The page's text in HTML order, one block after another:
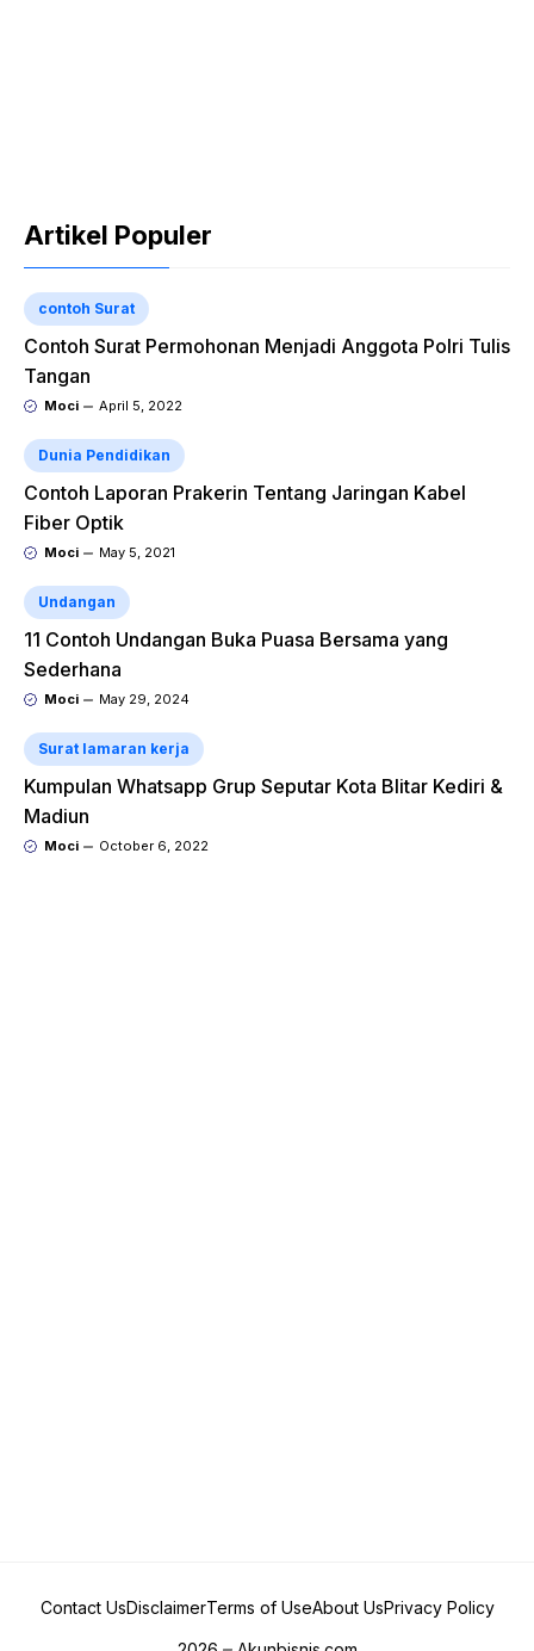
Artikel Populer
contoh Surat
Contoh Surat Permohonan Menjadi Anggota Polri Tulis
Tangan
Moci April 5, 2022
Dunia Pendidikan
Contoh Laporan Prakerin Tentang Jaringan Kabel
Fiber Optik
Moci May 5, 2021
Undangan
11 Contoh Undangan Buka Puasa Bersama yang
Sederhana
Moci May 29, 2024
Surat lamaran kerja
Kumpulan Whatsapp Grup Seputar Kota Blitar Kediri &
Madiun
Moci October 6, 2022
Contact UsDisclaimerTerms of UseAbout UsPrivacy Policy